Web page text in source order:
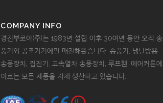
COMPANY INFO
경진부로아(주)는 1983년 설립 이후 30여년 동안 오직 송
풍기와 공조기기에만 매진해왔습니다. 송풍기, 냉난방용
송풍장치, 집진기, 고속열차 송풍장치, 루프휀, 에어커튼에
이르는 모든 제품을 자체 생산하고 있습니다.